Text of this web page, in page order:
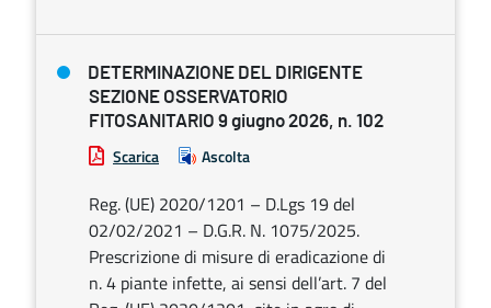
DETERMINAZIONE DEL DIRIGENTE
SEZIONE OSSERVATORIO
FITOSANITARIO 9 giugno 2026, n. 102
Scarica Ascolta
Reg. (UE) 2020/1201 – D.Lgs 19 del
02/02/2021 – D.G.R. N. 1075/2025.
Prescrizione di misure di eradicazione di
n. 4 piante infette, ai sensi dell’art. 7 del